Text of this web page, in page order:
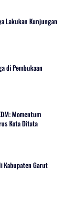
Lakukan Kunjungan
di Pembukaan
Momentum
Kota Ditata
Kabupaten Garut